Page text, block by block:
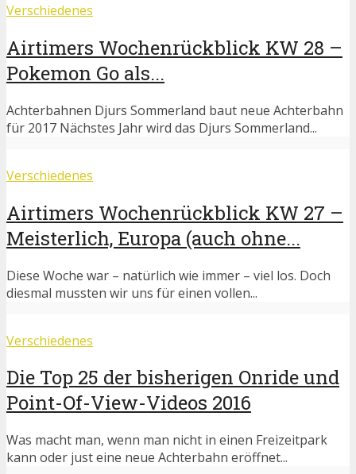
Verschiedenes
Airtimers Wochenrückblick KW 28 –
Pokemon Go als...
Achterbahnen Djurs Sommerland baut neue Achterbahn
für 2017 Nächstes Jahr wird das Djurs Sommerland...
Verschiedenes
Airtimers Wochenrückblick KW 27 –
Meisterlich, Europa (auch ohne...
Diese Woche war – natürlich wie immer – viel los. Doch
diesmal mussten wir uns für einen vollen...
Verschiedenes
Die Top 25 der bisherigen Onride und
Point-Of-View-Videos 2016
Was macht man, wenn man nicht in einen Freizeitpark
kann oder just eine neue Achterbahn eröffnet...